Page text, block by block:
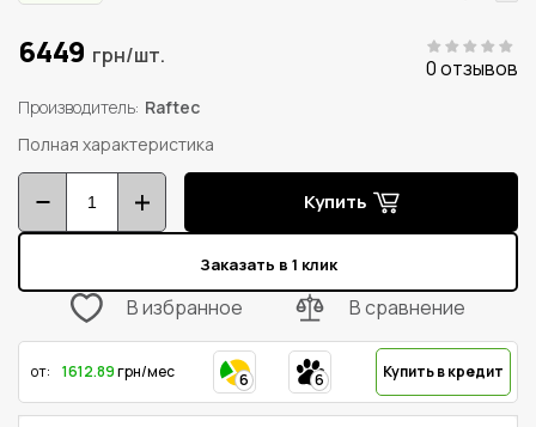
6449 грн/шт. 0 отзывов
Производитель Raftec
Полная характеристика
Купить
Заказать в 1 клик
В избранное В сравнение
от: 1612.89грн/мес 6 6 Купить в кредит